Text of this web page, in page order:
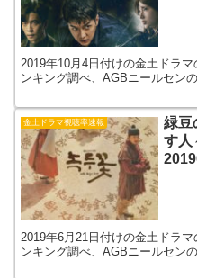
2019年10月4日付けの金土ドラ
ンキング調べ、AGBニールセン
金土ドラマ視聴率速報
緑豆
す人
2019年6月21日付けの金土ドラ
ンキング調べ、AGBニールセン